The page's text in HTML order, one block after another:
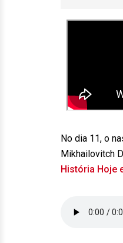
No dia 11, o
Mikhailovitch
História Hoje